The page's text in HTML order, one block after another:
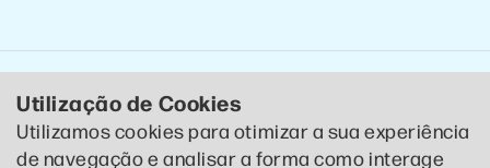
Utilização de Cookies
Utilizamos cookies para otimizar a sua experiência
de navegação e analisar a forma como interage